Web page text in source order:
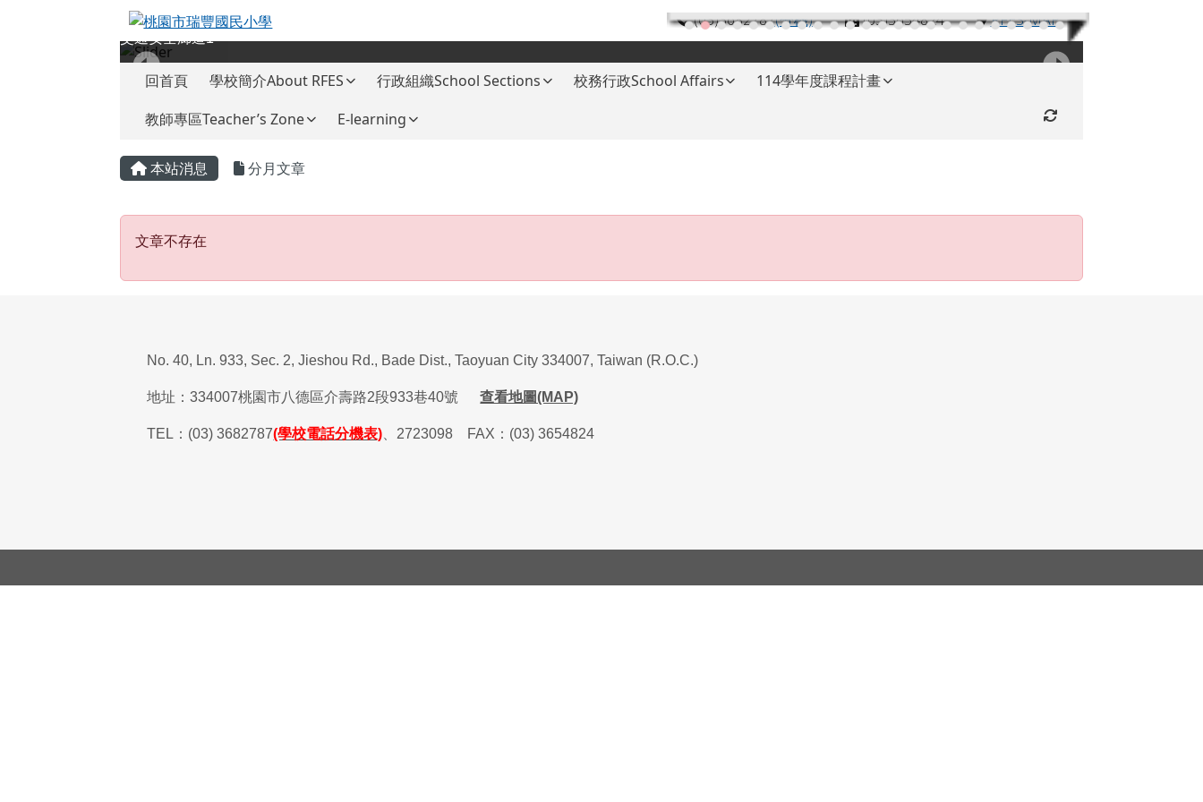
桃園市瑞豐國民小學 (03)3682787(分機) (03)3654824 RFES-MAP
交通安全廊道1
回首頁 學校簡介About RFES 行政組織School Sections 校務行政School Affairs
114學年度課程計畫
教師專區Teacher’s Zone
E-learning 重新取得佈景設定
主內容區域
本站消息 分月文章
文章不存在
文章不存在
No. 40, Ln. 933, Sec. 2, Jieshou Rd., Bade Dist., Taoyuan City 334007, Taiwan (R.O.C.)
地址：334007桃園市八德區介壽路2段933巷40號 查看地圖(MAP)
TEL ： (03) 3682787(學校電話分機表) 2723098 FAX ： (03) 3654824